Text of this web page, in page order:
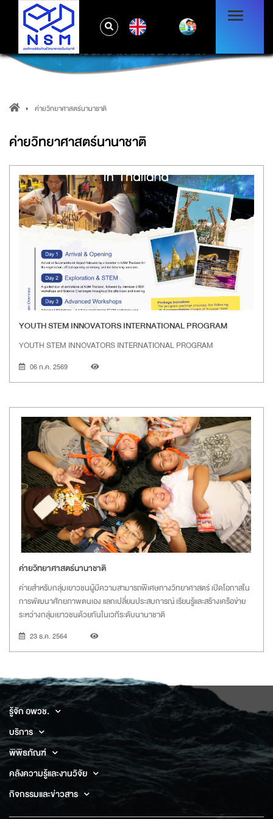
ค่ายวิทยาศาสตร์นานาชาติ
ค่ายวิทยาศาสตร์นานาชาติ
ค่ายวิทยาศาสตร์นานาชาติ
YOUTH STEM INNOVATORS INTERNATIONAL PROGRAM
YOUTH STEM INNOVATORS INTERNATIONAL PROGRAM
06 ก.ค. 2569
ค่ายวิทยาศาสตร์นานาชาติ
ค่ายสำหรับกลุ่มเยาวชนผู้มีความสามารถพิเศษทางวิทยาศาสตร์ เปิดโอกาสใน
การพัฒนาศักยภาพตนเอง แลกเปลี่ยนประสบการณ์ เรียนรู้และสร้างเครือข่าย
ระหว่างกลุ่มเยาวชนด้วยกันในเวทีระดับนานาชาติ
23 ธ.ค. 2564
รู้จัก อพวช.
บริการ
พิพิธภัณฑ์
คลังความรู้และงานวิจัย
กิจกรรมและข่าวสาร